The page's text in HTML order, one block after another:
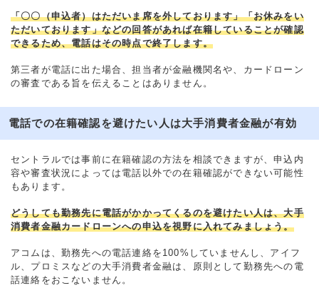
「〇〇（申込者）はただいま席を外しております」「お休みをい
ただいております」などの回答があれば在籍していることが確認
できるため、電話はその時点で終了します。
第三者が電話に出た場合、担当者が金融機関名や、カードローン
の審査である旨を伝えることはありません。
電話での在籍確認を避けたい人は大手消費者金融が有効
セントラルでは事前に在籍確認の方法を相談できますが、申込内
容や審査状況によっては電話以外での在籍確認ができない可能性
もあります。
どうしても勤務先に電話がかかってくるのを避けたい人は、大手
消費者金融カードローンへの申込を視野に入れてみましょう。
アコムは、勤務先への電話連絡を100%していませんし、アイフ
ル、プロミスなどの大手消費者金融は、原則として勤務先への電
話連絡をおこないません。